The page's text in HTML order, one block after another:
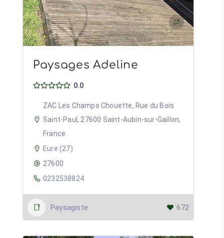
Paysages Adeline
0.0
ZAC Les Champs Chouette, Rue du Bois
Saint-Paul, 27600 Saint-Aubin-sur-Gaillon,
France
Eure (27)
27600
0232538824
Paysagiste 672